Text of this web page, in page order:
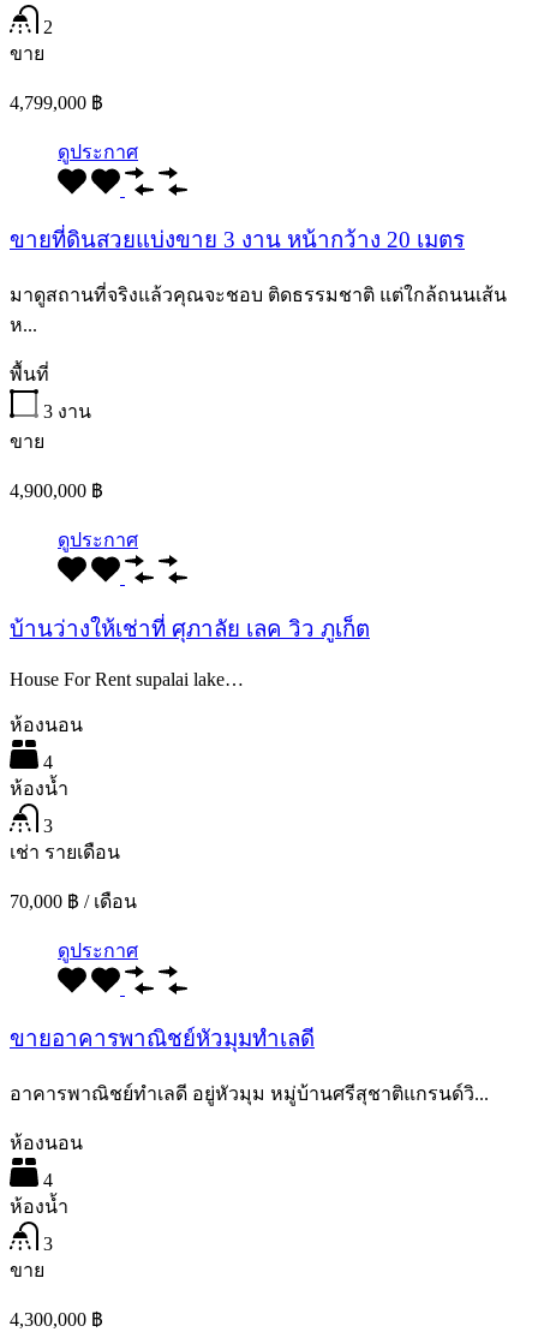
2
ขาย
4,799,000 ฿
ดูประกาศ
ขายที่ดินสวยแบ่งขาย 3 งาน หน้ากว้าง 20 เมตร
มาดูสถานที่จริงแล้วคุณจะชอบ ติดธรรมชาติ แต่ใกล้ถนนเส้น
ห...
พื้นที่
3 งาน
ขาย
4,900,000 ฿
ดูประกาศ
บ้านว่างให้เช่าที่ ศุภาลัย เลค วิว ภูเก็ต
House For Rent supalai lake…
ห้องนอน
4
ห้องน้ำ
3
เช่า รายเดือน
70,000 ฿ / เดือน
ดูประกาศ
ขายอาคารพาณิชย์หัวมุมทำเลดี
อาคารพาณิชย์ทำเลดี อยู่หัวมุม หมู่บ้านศรีสุชาติแกรนด์วิ...
ห้องนอน
4
ห้องน้ำ
3
ขาย
4,300,000 ฿